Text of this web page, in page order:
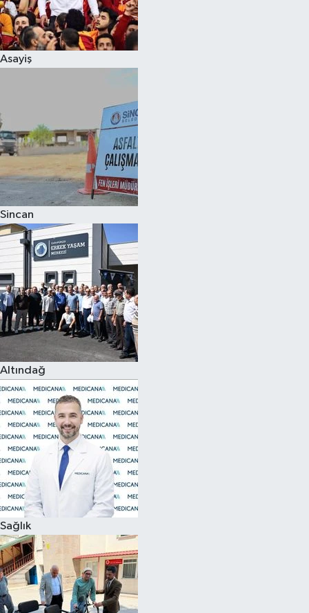
Asayiş
Sincan
Altındağ
Sağlık
Spor
Eğitim
Hava Durumu
Kadın
Kim kimdir?
Kültür Sanat
Sağlık
Siyaset
Teknoloji
Televizyon
Yaşam-Çevre